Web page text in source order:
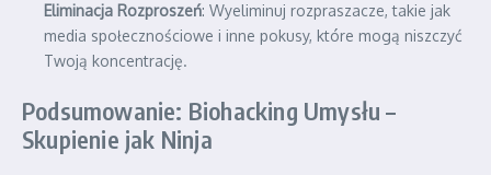
Eliminacja Rozproszeń: Wyeliminuj rozpraszacze, takie jak
media społecznościowe i inne pokusy, które mogą niszczyć
Twoją koncentrację.
Podsumowanie: Biohacking Umysłu –
Skupienie jak Ninja